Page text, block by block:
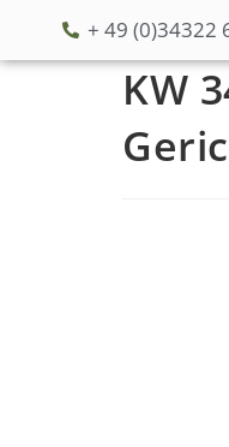
+ 49 (0)34322
KW